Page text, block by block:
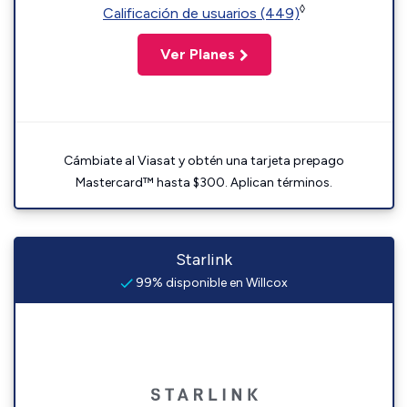
Calificación de usuarios (449)◊
Ver Planes
Cámbiate al Viasat y obtén una tarjeta prepago
Mastercard™ hasta $300. Aplican términos.
Starlink
99% disponible en Willcox